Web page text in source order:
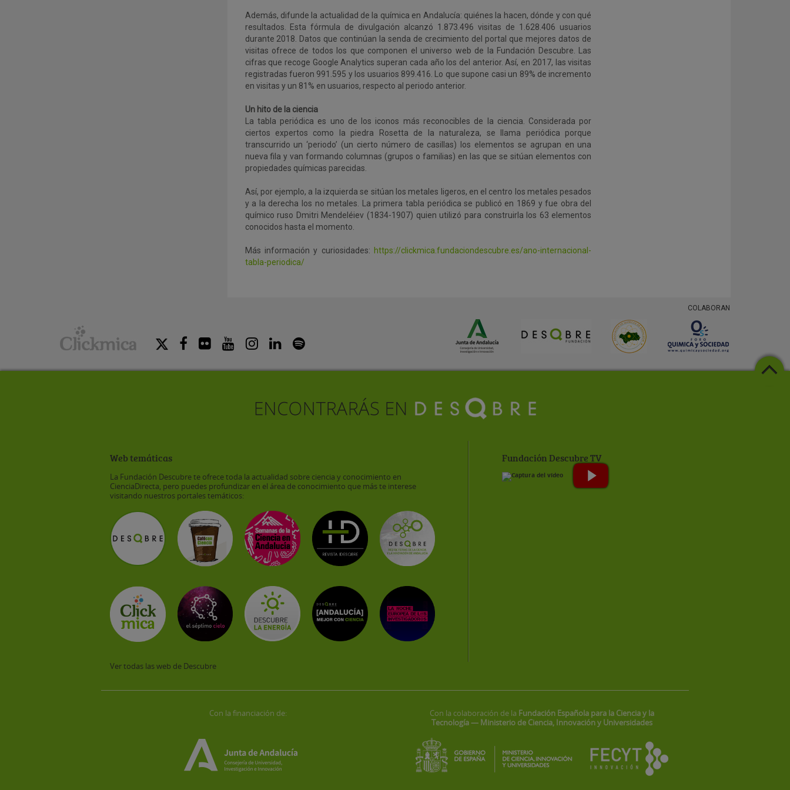
Además, difunde la actualidad de la química en Andalucía: quiénes la hacen, dónde y con qué
resultados. Esta fórmula de divulgación alcanzó 1.873.496 visitas de 1.628.406 usuarios
durante 2018. Datos que continúan la senda de crecimiento del portal que mejores datos de
visitas ofrece de todos los que componen el universo web de la Fundación Descubre. Las
cifras que recoge Google Analytics superan cada año los del anterior. Así, en 2017, las visitas
registradas fueron 991.595 y los usuarios 899.416. Lo que supone casi un 89% de incremento
en visitas y un 81% en usuarios, respecto al periodo anterior.
Un hito de la ciencia
La tabla periódica es uno de los iconos más reconocibles de la ciencia. Considerada por
ciertos expertos como la piedra Rosetta de la naturaleza, se llama periódica porque
transcurrido un ‘periodo’ (un cierto número de casillas) los elementos se agrupan en una
nueva fila y van formando columnas (grupos o familias) en las que se sitúan elementos con
propiedades químicas parecidas.
Así, por ejemplo, a la izquierda se sitúan los metales ligeros, en el centro los metales pesados
y a la derecha los no metales. La primera tabla periódica se publicó en 1869 y fue obra del
químico ruso Dmitri Mendeléiev (1834-1907) quien utilizó para construirla los 63 elementos
conocidos hasta el momento.
Más información y curiosidades: https://clickmica.fundaciondescubre.es/ano-internacional-
tabla-periodica/
COLABORAN
Web temáticas
La Fundación Descubre te ofrece toda la actualidad sobre ciencia y conocimiento en
CienciaDirecta, pero puedes profundizar en el área de conocimiento que más te interese
visitando nuestros portales temáticos:
Ver todas las web de Descubre
Fundación Descubre TV
Con la financiación de: Con la colaboración de la Fundación Española para la Ciencia y la
Tecnología — Ministerio de Ciencia, Innovación y Universidades